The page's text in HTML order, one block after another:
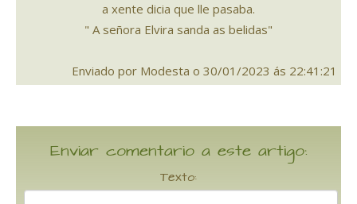
a xente dicia que lle pasaba.
" A señora Elvira sanda as belidas"
Enviado por Modesta o 30/01/2023 ás 22:41:21
Enviar comentario a este artigo:
Texto: